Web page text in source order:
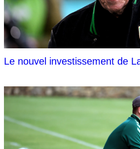
Le nouvel investissement de